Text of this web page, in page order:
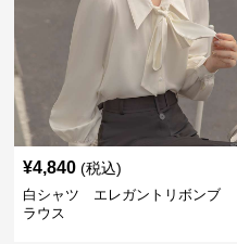
¥4,840 (税込)
白シャツ エレガントリボンブ
ラウス